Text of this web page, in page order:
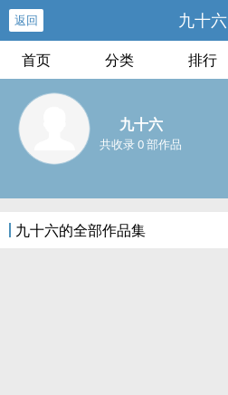
返回 九十六
首页 分类 排行
九十六
共收录 0 部作品
九十六的全部作品集